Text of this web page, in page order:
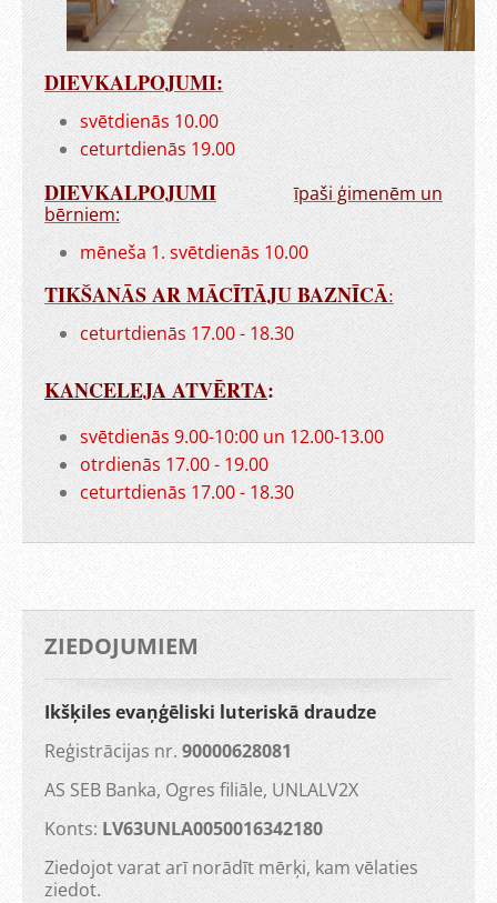
DIEVKALPOJUMI:
svētdienās 10.00
ceturtdienās 19.00
DIEVKALPOJUMI
īpaši ģimenēm un
bērniem:
mēneša 1. svētdienās 10.00
TIKŠANĀS AR MĀCĪTĀJU BAZNĪCĀ:
ceturtdienās 17.00 - 18.30
KANCELEJA ATVĒRTA:
svētdienās 9.00-10:00 un 12.00-13.00
otrdienās 17.00 - 19.00
ceturtdienās 17.00 - 18.30
ZIEDOJUMIEM
Ikšķiles evaņģēliski luteriskā draudze
Reģistrācijas nr. 90000628081
AS SEB Banka, Ogres filiāle, UNLALV2X
Konts: LV63UNLA0050016342180
Ziedojot varat arī norādīt mērķi, kam vēlaties
ziedot.